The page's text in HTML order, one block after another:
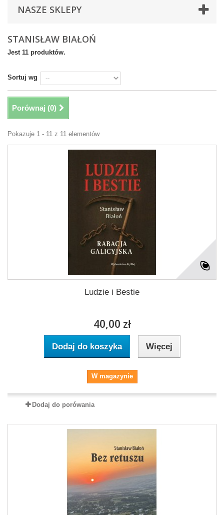
NASZE SKLEPY
STANISŁAW BIAŁOŃ
Jest 11 produktów.
Sortuj wg
Porównaj (0)
Pokazuje 1 - 11 z 11 elementów
Ludzie i Bestie
40,00 zł
Dodaj do koszyka Więcej
W magazynie
Dodaj do porówania